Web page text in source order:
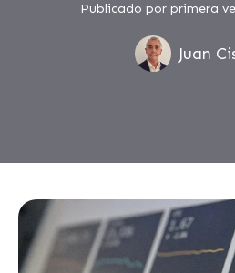
Publicado por primera
Juan